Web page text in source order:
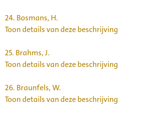
24. Bosmans, H.
Toon details van deze beschrijving
25. Brahms, J.
Toon details van deze beschrijving
26. Braunfels, W.
Toon details van deze beschrijving